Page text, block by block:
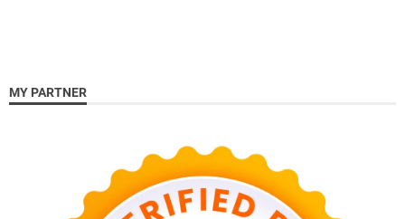
MY PARTNER